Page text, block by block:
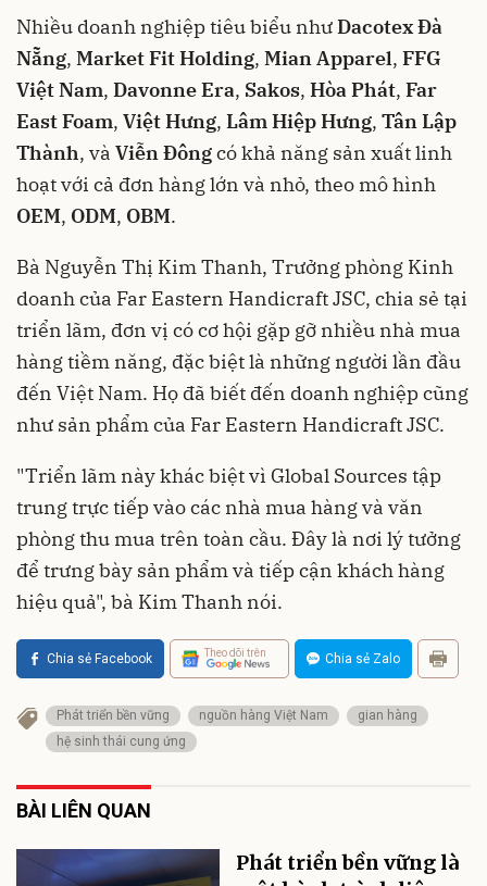
Nhiều doanh nghiệp tiêu biểu nhưDacotex Đà
Nẵng, Market Fit Holding, Mian Apparel, FFG
Việt Nam, Davonne Era, Sakos, Hòa Phát, Far
East Foam, Việt Hưng, Lâm Hiệp Hưng, Tân Lập
Thành, và Viễn Đôngcó khả năng sản xuất linh
hoạt với cả đơn hàng lớn và nhỏ, theo mô hình
OEM, ODM, OBM.
Bà Nguyễn Thị Kim Thanh, Trưởng phòng Kinh
doanh của Far Eastern Handicraft JSC, chia sẻ tại
triển lãm, đơn vị có cơ hội gặp gỡ nhiều nhà mua
hàng tiềm năng, đặc biệt là những người lần đầu
đến Việt Nam. Họ đã biết đến doanh nghiệp cũng
như sản phẩm của Far Eastern Handicraft JSC.
"Triển lãm này khác biệt vì Global Sources tập
trung trực tiếp vào các nhà mua hàng và văn
phòng thu mua trên toàn cầu. Đây là nơi lý tưởng
để trưng bày sản phẩm và tiếp cận khách hàng
hiệu quả", bà Kim Thanh nói.
Chia sẻ Facebook Theo dõi trên Chia sẻ Zalo
Phát triển bền vững nguồn hàng Việt Nam
gian hàng
hệ sinh thái cung ứng
BÀI LIÊN QUAN
Phát triển bền vững là